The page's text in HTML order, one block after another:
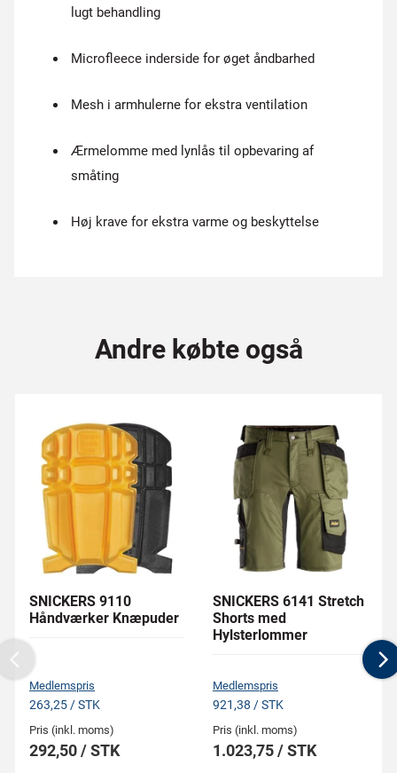
lugt behandling
Microfleece inderside for øget åndbarhed
Mesh i armhulerne for ekstra ventilation
Ærmelomme med lynlås til opbevaring af
småting
Høj krave for ekstra varme og beskyttelse
Andre købte også
SNICKERS 9110
Håndværker Knæpuder
Medlemspris
263,25 / STK
Pris (inkl. moms)
292,50 / STK
SNICKERS 6141 Stretch
Shorts med
Hylsterlommer
Medlemspris
921,38 / STK
Pris (inkl. moms)
1.023,75 / STK
Previous